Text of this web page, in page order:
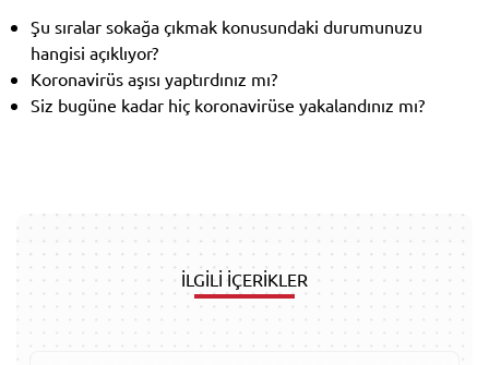
Şu sıralar sokağa çıkmak konusundaki durumunuzu
hangisi açıklıyor?
Koronavirüs aşısı yaptırdınız mı?
Siz bugüne kadar hiç koronavirüse yakalandınız mı?
İLGİLİ İÇERİKLER